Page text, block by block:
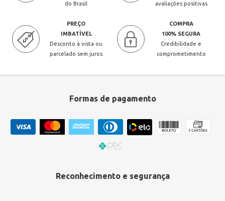
do Brasil
avaliações positivas
PREÇO
IMBATÍVEL
Desconto à vista ou
parcelado sem juros
COMPRA
100% SEGURA
Credibilidade e
comprometimento
Formas de pagamento
Reconhecimento e segurança